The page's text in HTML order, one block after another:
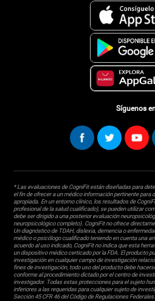
Síguenos
* Las evaluaciones de CogniFit están diseñadas para
el fin de ofrecer a un médico información pertinente para
apropiada. En un entorno clínico, los resultados de
profesional de la salud cualificado), se pueden utilizar
debe ser dirigido a una posterior evaluación
neuropsicológico completo). CogniFit no ofrece
Un diagnóstico de TDAH, dislexia, demencia o
médico o psicólogo cualificado teniendo en cuenta una
acuerdo al uso indicado, CogniFit no indica que esta
un dispositivo médico certicado por la FDA. El producto
investigación en cualquier campo de investigación
fines de investigación, todo uso del producto debe
conforme al procedimiento dictado por el centro de
investigador. Todas estas protecciones para el sujeto
inferiores a las requeridas para cualquier sujeto de
Sección 45 CFR 46 del Código de Regulaciones Federales.